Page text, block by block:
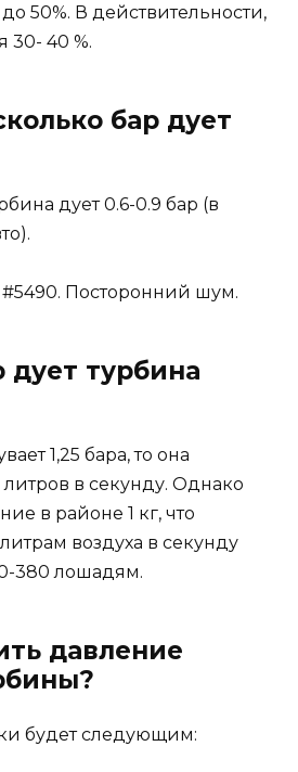
50%. В действительности,
30- 40 %.
бар дует
дует 0.6-0.9 бар (в
Посторонний шум.
дует турбина
1,25 бара, то она
в секунду. Однако
в районе 1 кг, что
литрам воздуха в секунду
380 лошадям.
давление
будет следующим: